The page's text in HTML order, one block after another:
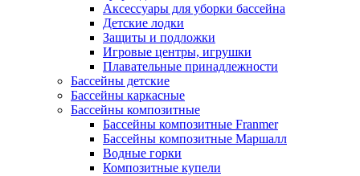
Аксессуары для уборки бассейна
Детские лодки
Защиты и подложки
Игровые центры, игрушки
Плавательные принадлежности
Бассейны детские
Бассейны каркасные
Бассейны композитные
Бассейны композитные Franmer
Бассейны композитные Маршалл
Водные горки
Композитные купели